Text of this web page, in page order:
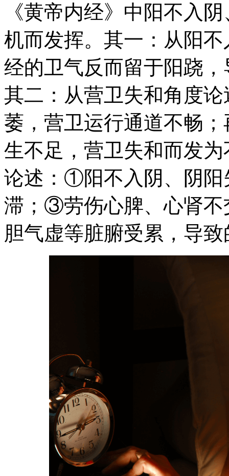
《黄帝内经》中阳不入
机而发挥。其一：从阳
经的卫气反而留于阳跷
其二：从营卫失和角度
萎，营卫运行通道不畅
生不足，营卫失和而发
论述：①阳不入阴、阴
滞；③劳伤心脾、心肾不
胆气虚等脏腑受累，导